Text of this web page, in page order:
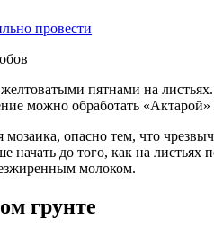
провести
пятнами на
можно обработать
опасно тем, что
начать до того, как на
молоком.
грунте